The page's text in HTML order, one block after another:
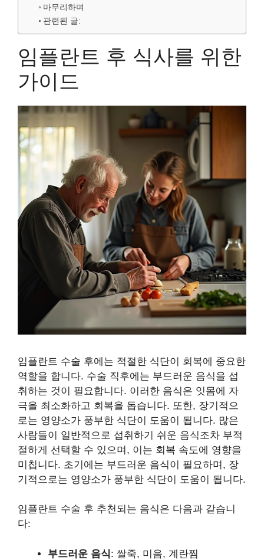
마무리하며
관련된 글:
임플란트 후 식사를 위한
가이드
임플란트 수술 후에는 적절한 식단이 회복에 중요한
역할을 합니다. 수술 직후에는 부드러운 음식을 섭
취하는 것이 필요합니다. 이러한 음식은 잇몸에 자
극을 최소화하고 회복을 돕습니다. 또한, 장기적으
로는 영양소가 풍부한 식단이 도움이 됩니다. 많은
사람들이 일반적으로 섭취하기 쉬운 음식조차 부적
절하게 선택할 수 있으며, 이는 회복 속도에 영향을
미칩니다. 초기에는 부드러운 음식이 필요하며, 장
기적으로는 영양소가 풍부한 식단이 도움이 됩니다.
임플란트 수술 후 추천되는 음식은 다음과 같습니
다:
부드러운 음식: 쌀죽, 미음, 계란찜